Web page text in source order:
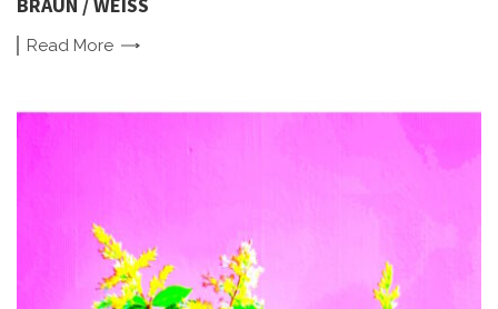
BRAUN / WEISS
Read More